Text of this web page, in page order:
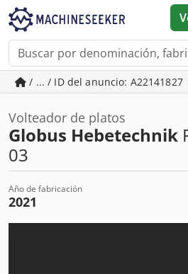
/ ... / ID del anuncio: A22141827
Volteador de platos
Globus Hebetechnik
03
Año de fabricación
2021